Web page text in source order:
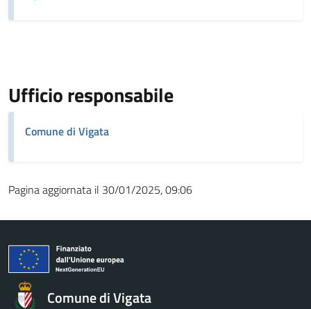
Ufficio responsabile
Comune di Vigata
Pagina aggiornata il 30/01/2025, 09:06
Comune di Vigata